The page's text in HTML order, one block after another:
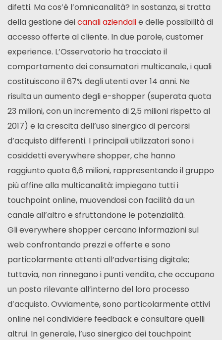
difetti. Ma cos’è l’omnicanalità? In sostanza, si tratta
della gestione deicanali aziendalie delle possibilità di
accesso offerte al cliente. In due parole, customer
experience. L’Osservatorio ha tracciato il
comportamento dei consumatori multicanale, i quali
costituiscono il 67% degli utenti over 14 anni. Ne
risulta un aumento degli e-shopper (superata quota
23 milioni, con un incremento di 2,5 milioni rispetto al
2017) e la crescita dell’uso sinergico di percorsi
d’acquisto differenti. I principali utilizzatori sono i
cosiddetti everywhere shopper, che hanno
raggiunto quota 6,6 milioni, rappresentando il gruppo
più affine alla multicanalità: impiegano tutti i
touchpoint online, muovendosi con facilità da un
canale all’altro e sfruttandone le potenzialità.
Gli everywhere shopper cercano informazioni sul
web confrontando prezzi e offerte e sono
particolarmente attenti all’advertising digitale;
tuttavia, non rinnegano i punti vendita, che occupano
un posto rilevante all’interno del loro processo
d’acquisto. Ovviamente, sono particolarmente attivi
online nel condividere feedback e consultare quelli
altrui. In generale, l’uso sinergico dei touchpoint